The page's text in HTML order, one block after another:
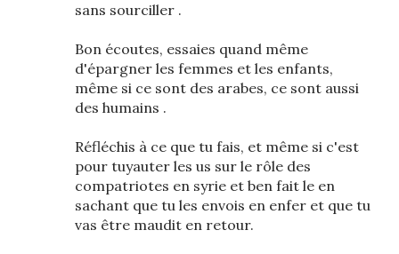
sans sourciller .
Bon écoutes, essaies quand même
d'épargner les femmes et les enfants,
même si ce sont des arabes, ce sont aussi
des humains .
Réfléchis à ce que tu fais, et même si c'est
pour tuyauter les us sur le rôle des
compatriotes en syrie et ben fait le en
sachant que tu les envois en enfer et que tu
vas être maudit en retour.